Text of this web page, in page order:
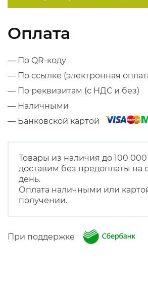
Оплата
— По QR-коду
— По ссылке (электронная
— По реквизитам (с НДС и без)
— Наличными
— Банковской картой
Товары из наличия до 100
доставим без предоплаты на
день.
Оплата наличными или
получении.
При поддержке